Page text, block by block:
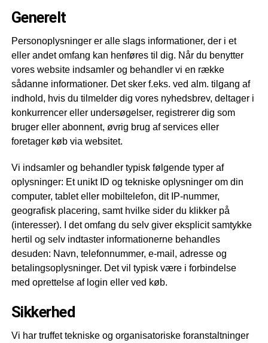
Generelt
Personoplysninger er alle slags informationer, der i et
eller andet omfang kan henføres til dig. Når du benytter
vores website indsamler og behandler vi en række
sådanne informationer. Det sker f.eks. ved alm. tilgang af
indhold, hvis du tilmelder dig vores nyhedsbrev, deltager i
konkurrencer eller undersøgelser, registrerer dig som
bruger eller abonnent, øvrig brug af services eller
foretager køb via websitet.
Vi indsamler og behandler typisk følgende typer af
oplysninger: Et unikt ID og tekniske oplysninger om din
computer, tablet eller mobiltelefon, dit IP-nummer,
geografisk placering, samt hvilke sider du klikker på
(interesser). I det omfang du selv giver eksplicit samtykke
hertil og selv indtaster informationerne behandles
desuden: Navn, telefonnummer, e-mail, adresse og
betalingsoplysninger. Det vil typisk være i forbindelse
med oprettelse af login eller ved køb.
Sikkerhed
Vi har truffet tekniske og organisatoriske foranstaltninger